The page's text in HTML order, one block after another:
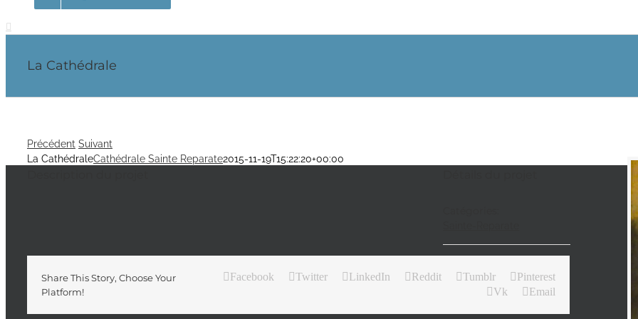
La Cathédrale
Précédent Suivant
La CathédraleCathédrale Sainte Reparate2015-11-19T15:22:20+00:00
Share This Story, Choose Your
Platform!
Facebook Twitter LinkedIn Reddit Tumblr
Pinterest
Vk
Email